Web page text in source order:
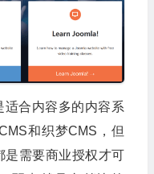
适合内容多的内容系
和织梦CMS，但
是需要商业授权才可